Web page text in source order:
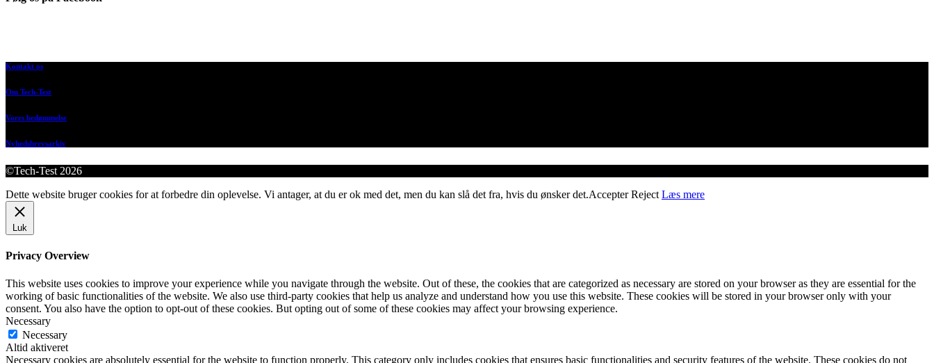
Kontakt os
Om Tech-Test
Vores bedømmelse
Nyhedsbrevsarkiv
©Tech-Test 2026
Dette website bruger cookies for at forbedre din oplevelse. Vi antager, at du er ok med det, men du kan slå det fra, hvis du ønsker det.Accepter Reject Læs mere
Luk
Privacy Overview
This website uses cookies to improve your experience while you navigate through the website. Out of these, the cookies that are categorized as necessary are stored on your browser as they are essential for the
working of basic functionalities of the website. We also use third-party cookies that help us analyze and understand how you use this website. These cookies will be stored in your browser only with your
consent. You also have the option to opt-out of these cookies. But opting out of some of these cookies may affect your browsing experience.
Necessary
Necessary
Altid aktiveret
Necessary cookies are absolutely essential for the website to function properly. This category only includes cookies that ensures basic functionalities and security features of the website. These cookies do not